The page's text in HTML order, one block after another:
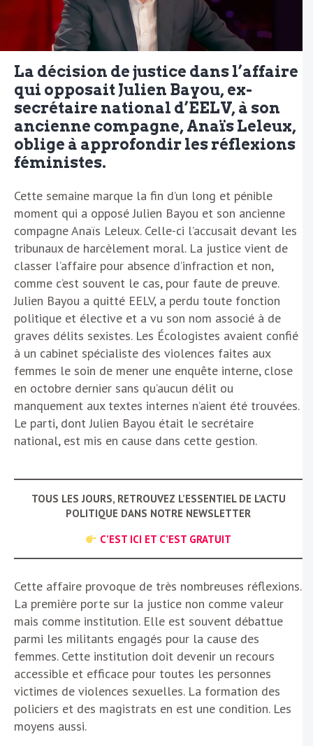
La décision de justice dans l’affaire
qui opposait Julien Bayou, ex-
secrétaire national d’EELV, à son
ancienne compagne, Anaïs Leleux,
oblige à approfondir les réflexions
féministes.
Cette semaine marque la fin d’un long et pénible
moment qui a opposé Julien Bayou et son ancienne
compagne Anaïs Leleux. Celle-ci l’accusait devant les
tribunaux de harcèlement moral. La justice vient de
classer l’affaire pour absence d’infraction et non,
comme c’est souvent le cas, pour faute de preuve.
Julien Bayou a quitté EELV, a perdu toute fonction
politique et élective et a vu son nom associé à de
graves délits sexistes. Les Écologistes avaient confié
à un cabinet spécialiste des violences faites aux
femmes le soin de mener une enquête interne, close
en octobre dernier sans qu’aucun délit ou
manquement aux textes internes n’aient été trouvées.
Le parti, dont Julien Bayou était le secrétaire
national, est mis en cause dans cette gestion.
TOUS LES JOURS, RETROUVEZ L’ESSENTIEL DE L’ACTU
POLITIQUE DANS NOTRE NEWSLETTER
C’EST ICI ET C’EST GRATUIT
Cette affaire provoque de très nombreuses réflexions.
La première porte sur la justice non comme valeur
mais comme institution. Elle est souvent débattue
parmi les militants engagés pour la cause des
femmes. Cette institution doit devenir un recours
accessible et efficace pour toutes les personnes
victimes de violences sexuelles. La formation des
policiers et des magistrats en est une condition. Les
moyens aussi.